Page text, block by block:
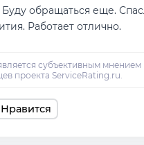
Буду обращаться еще.
Работает отлично.
Нравится